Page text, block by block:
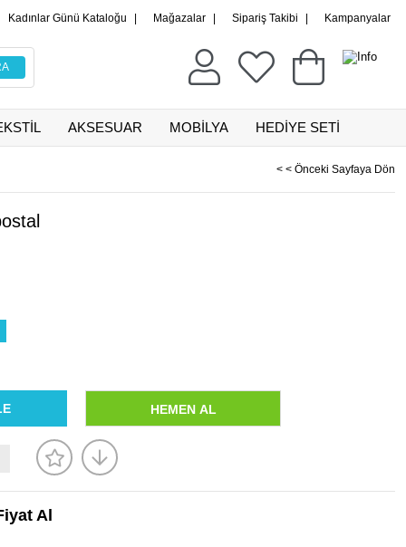
Kadınlar Günü Kataloğu Mağazalar Sipariş Takibi Kampanyalar
AKSESUAR MOBİLYA HEDİYE SETİ
< < Önceki Sayfaya Dön
Al